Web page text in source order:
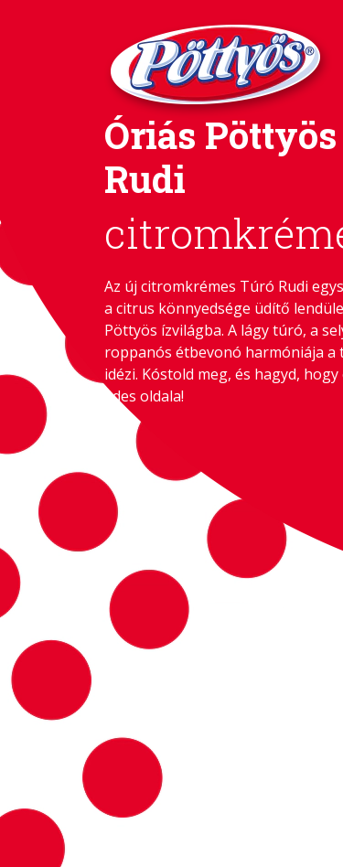
Óriás
Rudi
Az új citromkrémes Túró Rudi
a citrus könnyedsége üdítő
Pöttyös ízvilágba. A lágy túró, a
roppanós étbevonó harmóniája a
idézi. Kóstold meg, és hagyd,
édes oldala!